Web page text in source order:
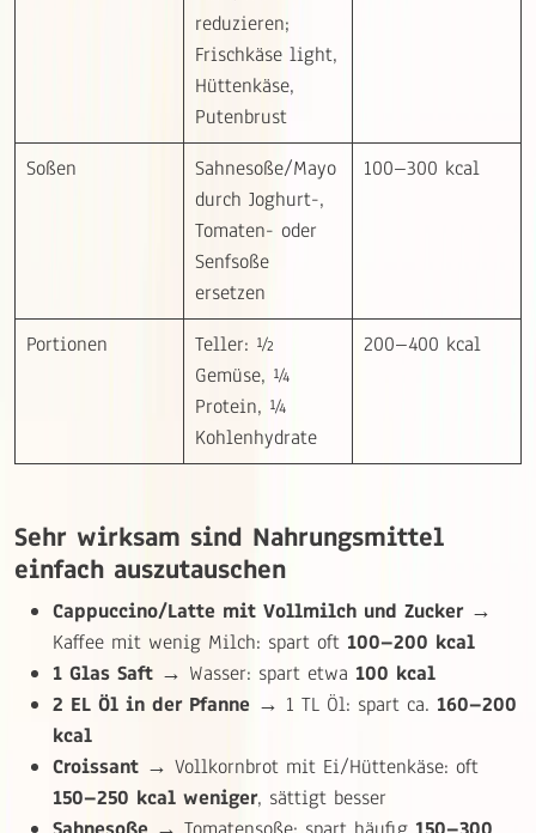
reduzieren;
Frischkäse light,
Hüttenkäse,
Putenbrust
Soßen
Sahnesoße/Mayo
durch Joghurt-,
Tomaten- oder
Senfsoße
ersetzen
100–300 kcal
Portionen
Teller: ½
Gemüse, ¼
Protein, ¼
Kohlenhydrate
200–400 kcal
Sehr wirksam sind Nahrungsmittel
einfach auszutauschen
Cappuccino/Latte mit Vollmilch und Zucker→
Kaffee mit wenig Milch: spart oft 100–200 kcal
1 Glas Saft → Wasser: spart etwa 100 kcal
2 EL Öl in der Pfanne → 1 TL Öl: spart ca. 160–200
kcal
Croissant → Vollkornbrot mit Ei/Hüttenkäse: oft
150–250 kcal weniger, sättigt besser